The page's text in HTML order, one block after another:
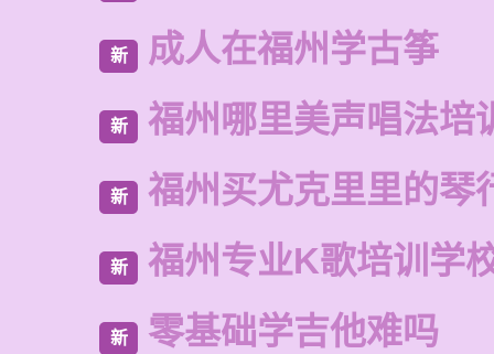
新 成人在福州学古筝
新 福州哪里美声唱法培
新 福州买尤克里里的琴
新 福州专业K歌培训学
新 零基础学吉他难吗